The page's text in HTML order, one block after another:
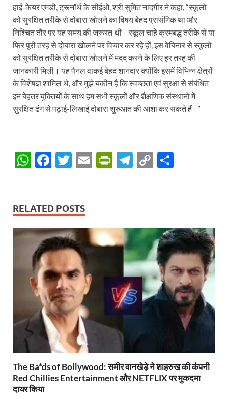
हाई-केयर एमडी, ट्रूनॉर्थ के सीईओ, श्री सुमित नादगीर ने कहा, “स्कूलों
को सुरक्षित तरीके से दोबारा खोलने का विषय बेहद प्रासंगिक था और
निश्चित तौर पर यह समय की जरूरत थी। स्कूल चाहे क्रमबद्ध तरीके से या
फिर पूरी तरह से दोबारा खोलने पर विचार कर रहे हों, इस वेबिनार से स्कूलों
को सुरक्षित तरीके से दोबारा खोलने में मदद करने के लिए हर तरह की
जानकारी मिली। यह पैनल वाकई बेहद शानदार क्योंकि इसमें विभिन्न क्षेत्रों
के विशेषज्ञ शामिल थे, और मुझे यकीन है कि स्वच्छता एवं सुरक्षा से संबंधित
इन बेहतर युक्तियों के साथ हम सभी स्कूलों और शैक्षणिक संस्थानों में
सुरक्षित ढंग से पढ़ाई-लिखाई दोबारा शुरुआत की आशा कर सकते हैं।”
W
s
A
p
p
F
b
o
o
k
T
er
E
P
ie
n
dl
y
T
a
m
C
Li
n
k
RELATED POSTS
The Ba*ds of Bollywood: समीर वानखेड़े ने शाहरुख की कंपनी
Red Chillies Entertainment और NETFLIX पर मुकदमा
दायर किया